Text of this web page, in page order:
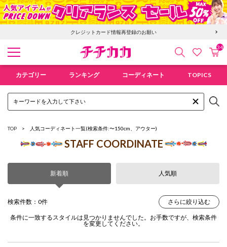
クレジットカード情報再登録のお願い
検索 お気にカ
34
カテゴリー ランキング コーディネート TOPICS
TOP 人気コーディネート一覧(検索条件:〜150cm、アウター)
STAFF COORDINATE
新着順 人気順
検索件数：0件 さらに絞り込む
条件に一致するスタイルは見つかりませんでした。お手数ですが、検索条件
を変更してください。